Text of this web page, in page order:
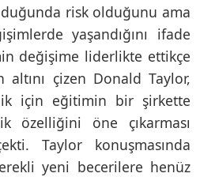
risk olduğunu ama
yaşandığını ifade
değişime liderlikte ettikçe
altını çizen Donald Taylor,
için eğitimin bir şirkette
özelliğini öne çıkarması
Taylor konuşmasında
yeni becerilere henüz